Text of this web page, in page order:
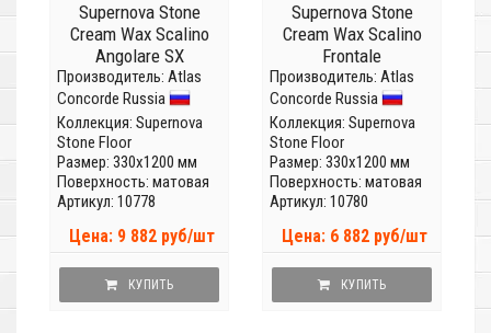
Supernova Stone
Cream Wax Scalino
Angolare SX
Производитель: Atlas
Concorde Russia
Коллекция: Supernova
Stone Floor
Размер: 330x1200 мм
Поверхность: матовая
Артикул: 10778
Цена: 9 882 руб/шт
КУПИТЬ
Supernova Stone
Cream Wax Scalino
Frontale
Производитель: Atlas
Concorde Russia
Коллекция: Supernova
Stone Floor
Размер: 330x1200 мм
Поверхность: матовая
Артикул: 10780
Цена: 6 882 руб/шт
КУПИТЬ